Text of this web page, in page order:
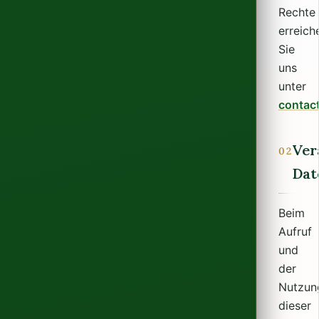
Rechte
Sie
uns
unter
02
Beim
Aufruf
und
der
dieser